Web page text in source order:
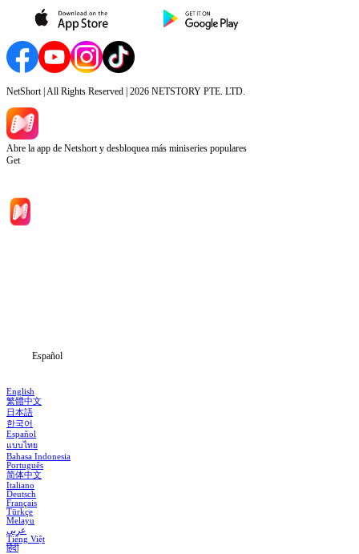
NetShort | All Rights Reserved | 2026 NETSTORY PTE. LTD.
Abre la app de Netshort y desbloquea más miniseries populares
Get
Español
English
繁體中文
日本語
한국어
Español
แบบไทย
Bahasa Indonesia
Português
简体中文
Italiano
Deutsch
Français
Türkçe
Melayu
عربي
Tiếng Việt
हिंदी